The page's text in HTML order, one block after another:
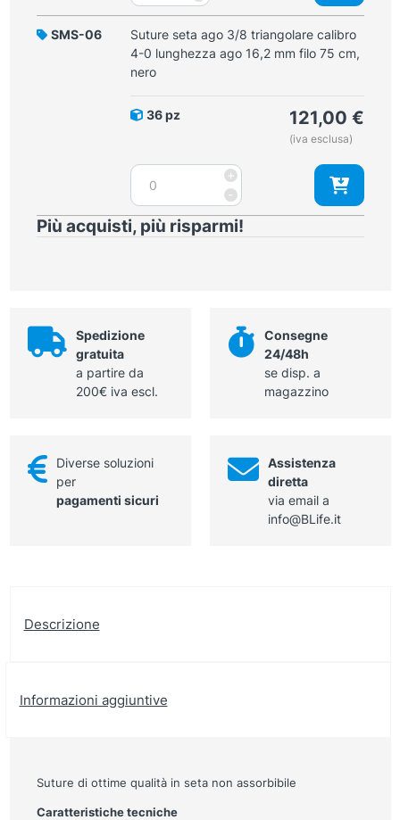
75cm,
nero
quantità
ago
3/8
triangolare
calibro
mm
24,3mm
filo
45cm,
nero
SMS-06
Suture seta ago 3/8 triangolare calibro
4-0 lunghezza ago 16,2 mm filo 75 cm,
nero
36 pz 121,00 €
(iva esclusa)
-
Suture
seta
ago
3/8
ago
mm
filo
quantità
+
Più acquisti, più risparmi!
Spedizione
gratuita
a partire da
200€ iva escl.
Consegne
24/48h
se disp. a
magazzino
Diverse soluzioni
per
pagamenti sicuri
Assistenza
diretta
via email a
info@BLife.it
Descrizione
Informazioni aggiuntive
Suture di ottime qualitàin seta non assorbibile
Caratteristiche tecniche